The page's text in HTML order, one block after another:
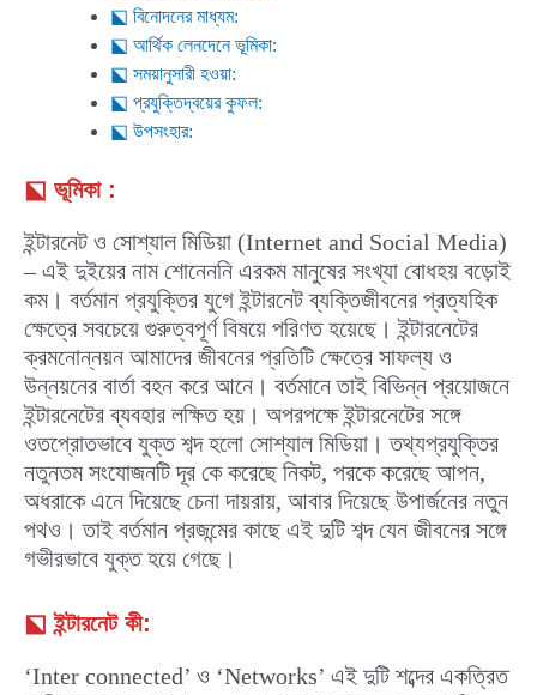
⬕ বিনোদনের মাধ্যম:
⬕ আর্থিক লেনদেনে ভূমিকা:
⬕ সময়ানুসারী হওয়া:
⬕ প্রযুক্তিদ্বয়ের কুফল:
⬕ উপসংহার:
⬕ ভূমিকা :
ইন্টারনেট ও সোশ্যাল মিডিয়া (Internet and Social Media)
– এই দুইয়ের নাম শোনেননি এরকম মানুষের সংখ্যা বোধহয় বড়োই
কম। বর্তমান প্রযুক্তির যুগে ইন্টারনেট ব্যক্তিজীবনের প্রত্যহিক
ক্ষেত্রে সবচেয়ে গুরুত্বপূর্ণ বিষয়ে পরিণত হয়েছে। ইন্টারনেটের
ক্রমনোন্নয়ন আমাদের জীবনের প্রতিটি ক্ষেত্রে সাফল্য ও
উন্নয়নের বার্তা বহন করে আনে। বর্তমানে তাই বিভিন্ন প্রয়োজনে
ইন্টারনেটের ব্যবহার লক্ষিত হয়। অপরপক্ষে ইন্টারনেটের সঙ্গে
ওতপ্রোতভাবে যুক্ত শব্দ হলো সোশ্যাল মিডিয়া। তথ্যপ্রযুক্তির
নতুনতম সংযোজনটি দূর কে করেছে নিকট, পরকে করেছে আপন,
অধরাকে এনে দিয়েছে চেনা দায়রায়, আবার দিয়েছে উপার্জনের নতুন
পথও। তাই বর্তমান প্রজন্মের কাছে এই দুটি শব্দ যেন জীবনের সঙ্গে
গভীরভাবে যুক্ত হয়ে গেছে।
⬕ ইন্টারনেট কী:
‘Inter connected’ ও ‘Networks’ এই দুটি শব্দের একত্রিত